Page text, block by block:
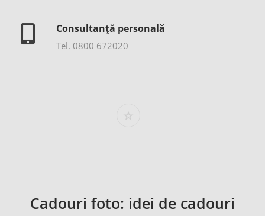
Consultanță personală
Tel. 0800 672020
Cadouri foto: idei de cadouri